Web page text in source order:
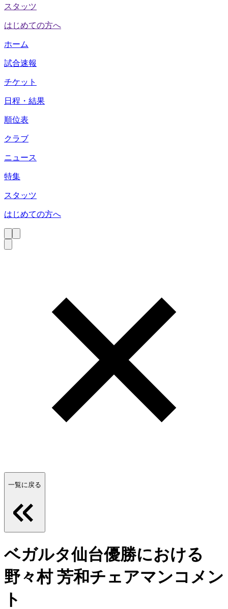
スタッツ
はじめての方へ
ホーム
試合速報
チケット
日程・結果
順位表
クラブ
ニュース
特集
スタッツ
はじめての方へ
一覧に戻る
ベガルタ仙台優勝における
野々村 芳和チェアマンコメン
ト